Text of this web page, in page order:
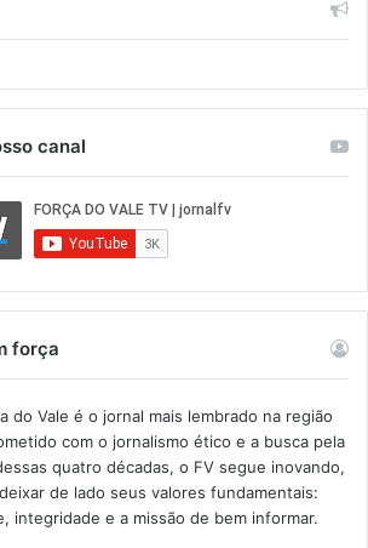
canal
força
do Vale é o jornal mais lembrado na região
com o jornalismo ético e a busca pela
quatro décadas, o FV segue inovando,
de lado seus valores fundamentais:
integridade e a missão de bem informar.​